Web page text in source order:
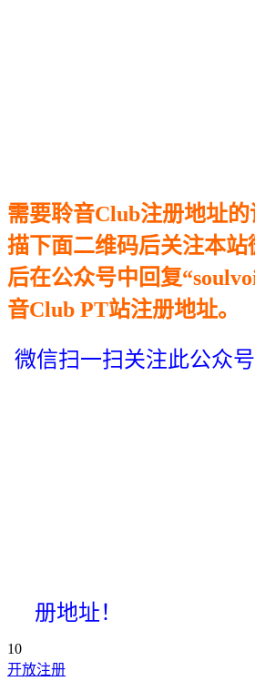
需要聆音Club注册地址的
描下面二维码后关注本
后在公众号中回复
音Club PT站注册地址。
微信扫一扫关注此公众号
册地址！
10
开放注册